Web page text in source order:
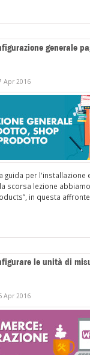
generale
Apr 2016
guida per l'installazione
scorsa lezione
in questa
le unità di
Apr 2016